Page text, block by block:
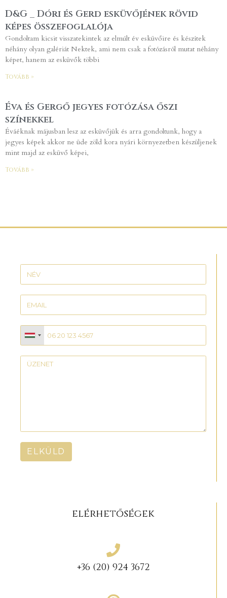
D&G _ Dóri és Gerd esküvőjének rövid
képes összefoglalója
Gondoltam kicsit visszatekintek az elmúlt év esküvőire és készítek
néhány olyan galériát Nektek, ami nem csak a fotózásról mutat néhány
képet, hanem az esküvők többi
Tovább »
Éva és Gergő jegyes fotózása őszi
színekkel
Éváéknak májusban lesz az esküvőjük és arra gondoltunk, hogy a
jegyes képek akkor ne üde zöld kora nyári környezetben készüljenek
mint majd az esküvő képei,
Tovább »
ELKÜLD
elérhetőségek
+36 (20) 924 3672